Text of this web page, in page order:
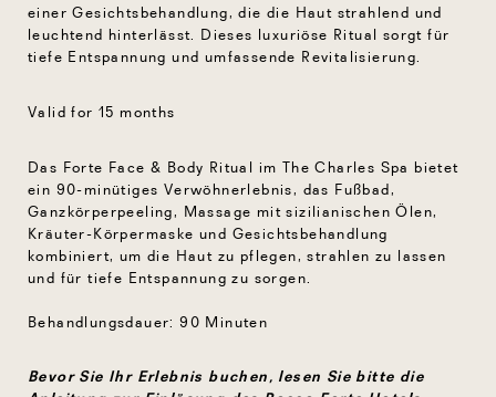
einer Gesichtsbehandlung, die die Haut strahlend und
leuchtend hinterlässt. Dieses luxuriöse Ritual sorgt für
tiefe Entspannung und umfassende Revitalisierung.
Valid for 15 months
Das Forte Face & Body Ritual im The Charles Spa bietet
ein 90-minütiges Verwöhnerlebnis, das Fußbad,
Ganzkörperpeeling, Massage mit sizilianischen Ölen,
Kräuter-Körpermaske und Gesichtsbehandlung
kombiniert, um die Haut zu pflegen, strahlen zu lassen
und für tiefe Entspannung zu sorgen.
Behandlungsdauer: 90 Minuten
Bevor Sie Ihr Erlebnis buchen, lesen Sie bitte die